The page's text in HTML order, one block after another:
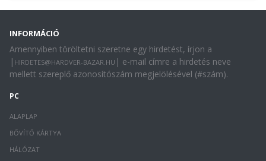
INFORMÁCIÓ
Amennyiben töröltetni szeretne egy hirdetést, írjon a
| HIRDETES@HARDVER-BAZAR.HU | e-mail címre a hirdetés neve
mellett szereplő azonosítószám megjelölésével (#szám).
PC
ALAPLAP
BŐVÍTŐ KÁRTYA
HÁLÓZAT